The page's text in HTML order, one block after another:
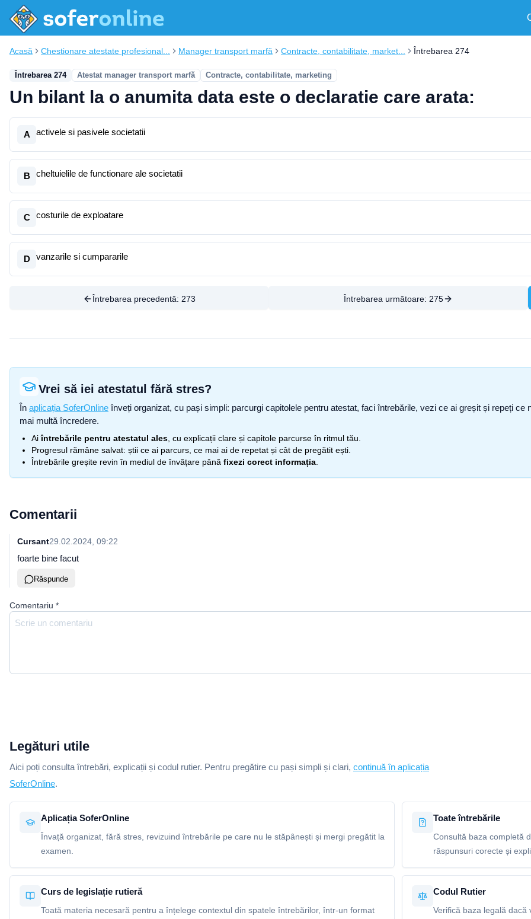
Acasă Chestionare atestate profesional... Manager transport marfă Contracte, contabilitate, market... Întrebarea 274
Întrebarea 274 Atestat manager transport marfă Contracte, contabilitate, marketing
Un bilant la o anumita data este o declaratie care arata:
A activele si pasivele societatii
B cheltuielile de functionare ale societatii
C costurile de exploatare
D vanzarile si cumpararile
Întrebarea precedentă: 273 Întrebarea următoare: 275
Vrei să iei atestatul fără stres?
În aplicația SoferOnline înveți organizat, cu pași simpli: parcurgi capitolele pentru atestat, faci întrebările, vezi ce ai greșit și repeți
mai multă încredere.
Aiîntrebările pentru atestatul ales , cu explicații clare și capitole parcurse în ritmul tău.
Progresul rămâne salvat: știi ce ai parcurs, ce mai ai de repetat și cât de pregătit ești.
Întrebările greșite revin în mediul de învățare până fixezi corect informația
Comentarii
Cursant29.02.2024, 09:22
foarte bine facut
Răspunde
Comentariu *
Legături utile
Aici poți consulta întrebări, explicații și codul rutier. Pentru pregătire cu pași simpli și clari, continuă în aplicația
SoferOnline.
Aplicația SoferOnline
Învață organizat, fără stres, revizuind întrebările pe care nu le stăpânești și mergi pregătit la
examen.
Toate întrebările
Consultă baza completă
răspunsuri corecte și
Curs de legislație rutieră
Toată materia necesară pentru a înțelege contextul din spatele întrebărilor, într-un format
Codul Rutier
Verifică baza legală dacă